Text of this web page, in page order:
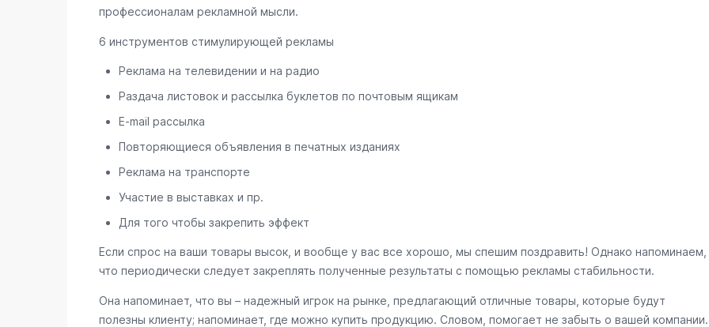
профессионалам рекламной мысли.
6 инструментов стимулирующей рекламы
Реклама на телевидении и на радио
Раздача листовок и рассылка буклетов по почтовым ящикам
E-mail рассылка
Повторяющиеся объявления в печатных изданиях
Реклама на транспорте
Участие в выставках и пр.
Для того чтобы закрепить эффект
Если спрос на ваши товары высок, и вообще у вас все хорошо, мы спешим поздравить! Однако напоминаем,
что периодически следует закреплять полученные результаты с помощью рекламы стабильности.
Она напоминает, что вы – надежный игрок на рынке, предлагающий отличные товары, которые будут
полезны клиенту; напоминает, где можно купить продукцию. Словом, помогает не забыть о вашей компании.